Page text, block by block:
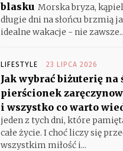
blasku Morska bryza,
długie dni na słońcu brzmią
idealne wakacje - nie
LIFESTYLE 23 LIPCA 2026
Jak wybrać biżuterię na
pierścionek
i wszystko co warto
jeden z tych dni, które
całe życie. I choć liczy się
wszystkim miłość i...